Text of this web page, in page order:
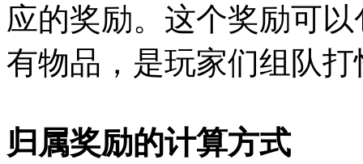
应的奖励。这个奖励可
有物品，是玩家们组队
归属奖励的计算方式